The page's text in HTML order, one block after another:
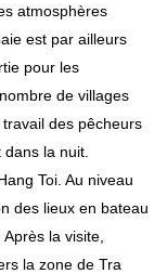
atmosphères
est par ailleurs
pour les
de villages
des pêcheurs
la nuit.
Toi. Au niveau
des lieux en bateau
la visite,
la zone de Tra